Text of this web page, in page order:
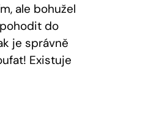
ale bohužel
do
je správně
Existuje